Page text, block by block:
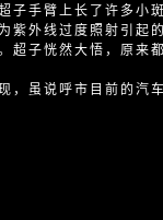
子手臂上长了许多小
紫外线过度照射引起
超子恍然大悟，原来
虽说呼市目前的汽